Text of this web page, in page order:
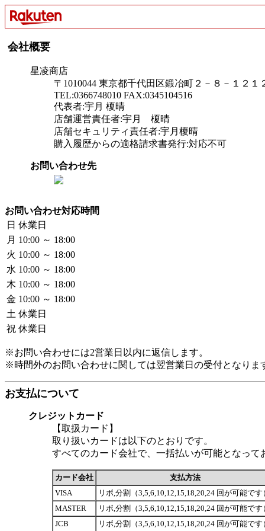
会社概要
星凌商店
〒1010044 東京都千代田区鍛冶町２－８－１２１
TEL:0366748010 FAX:0345104516
代表者:宇月 榎晴
店舗運営責任者:宇月 榎晴
店舗セキュリティ責任者:宇月榎晴
購入履歴からの適格請求書発行:対応不可
お問い合わせ先
お問い合わせ対応時間
日 休業日
月 10:00 ～ 18:00
火 10:00 ～ 18:00
水 10:00 ～ 18:00
木 10:00 ～ 18:00
金 10:00 ～ 18:00
土 休業日
祝 休業日
※お問い合わせには2営業日以内に返信します。
※時間外のお問い合わせに関しては翌営業日の受付となりま
お支払について
クレジットカード
【取扱カード】
取り扱いカードは以下のとおりです。
すべてのカード会社で、一括払いが可能となって
カード会社
支払方法
VISA
リボ,分割（3,5,6,10,12,15,18,20,24 回が可能です
MASTER
リボ,分割（3,5,6,10,12,15,18,20,24 回が可能です
JCB
リボ,分割（3,5,6,10,12,15,18,20,24 回が可能です